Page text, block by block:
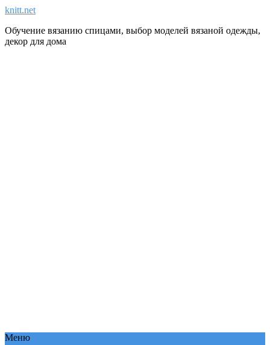
knitt.net
Обучение вязанию спицами, выбор моделей вязаной одежды,
декор для дома
Меню